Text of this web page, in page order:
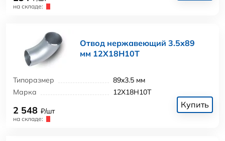
на складе:
Отвод нержавеющий 3.5x89
мм 12Х18Н10Т
Типоразмер
89x3.5 мм
Марка
12Х18Н10Т
2 548 ₽/шт
на складе:
Купить